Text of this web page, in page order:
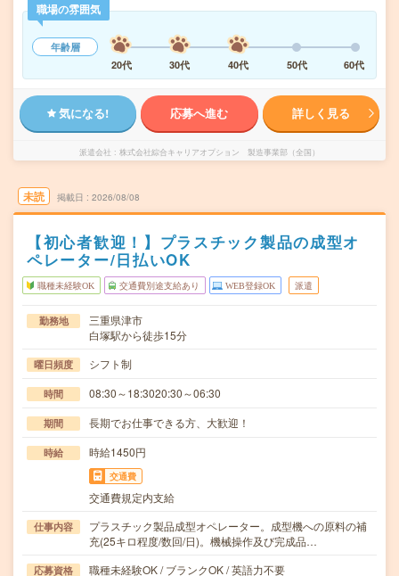
職場の雰囲気
年齢層
20代
30代 40代 50代 60代
気になる! 応募へ進む 詳しく見る
派遣会社 株式会社綜合キャリアオプション 製造事業部（全国）
未読 掲載日 2026/08/08
【初心者歓迎！】プラスチック製品の成型オ
ペレーター/日払いOK
職種未経験OK 交通費別途支給あり WEB登録OK 派遣
勤務地
三重県津市
白塚駅から徒歩15分
曜日頻度 シフト制
時間 08:30～18:3020:30～06:30
期間 長期でお仕事できる方、大歓迎！
時給 時給1450円
交通費
交通費規定内支給
仕事内容
プラスチック製品成型オペレーター。成型機への原料の補
充(25キロ程度/数回/日)。機械操作及び完成品…
応募資格 職種未経験OK / ブランクOK / 英語力不要